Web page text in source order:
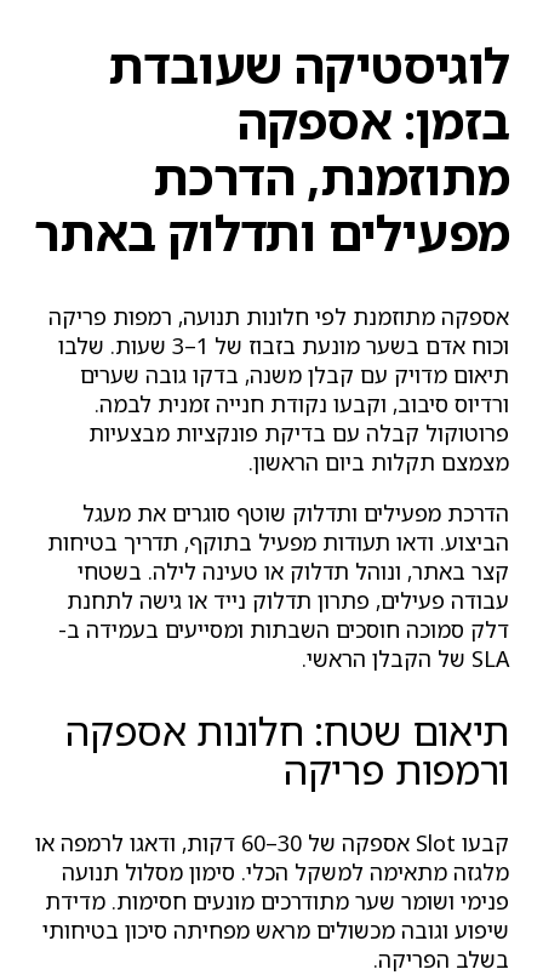
לוגיסטיקה שעובדת
בזמן: אספקה
מתוזמנת, הדרכת
מפעילים ותדלוק באתר
אספקה מתוזמנת לפי חלונות תנועה, רמפות פריקה
וכוח אדם בשער מונעת בזבוז של 1–3 שעות. שלבו
תיאום מדויק עם קבלן משנה, בדקו גובה שערים
ורדיוס סיבוב, וקבעו נקודת חנייה זמנית לבמה.
פרוטוקול קבלה עם בדיקת פונקציות מבצעיות
מצמצם תקלות ביום הראשון.
הדרכת מפעילים ותדלוק שוטף סוגרים את מעגל
הביצוע. ודאו תעודות מפעיל בתוקף, תדריך בטיחות
קצר באתר, ונוהל תדלוק או טעינה לילה. בשטחי
עבודה פעילים, פתרון תדלוק נייד או גישה לתחנת
דלק סמוכה חוסכים השבתות ומסייעים בעמידה ב-
SLA של הקבלן הראשי.
תיאום שטח: חלונות אספקה
ורמפות פריקה
קבעו Slot אספקה של 30–60 דקות, ודאגו לרמפה או
מלגזה מתאימה למשקל הכלי. סימון מסלול תנועה
פנימי ושומר שער מתודרכים מונעים חסימות. מדידת
שיפוע וגובה מכשולים מראש מפחיתה סיכון בטיחותי
בשלב הפריקה.